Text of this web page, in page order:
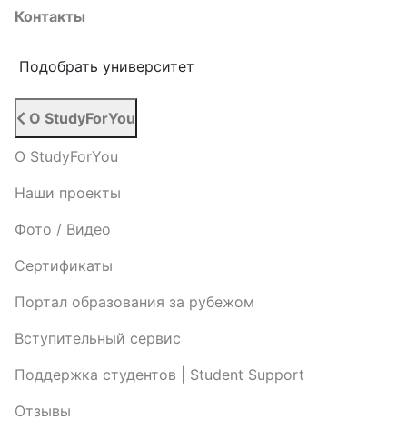
Контакты
Подобрать университет
О StudyForYou
О StudyForYou
Наши проекты
Фото / Видео
Cертификаты
Портал образования за рубежом
Вступительный сервис
Поддержка студентов | Student Support
Отзывы